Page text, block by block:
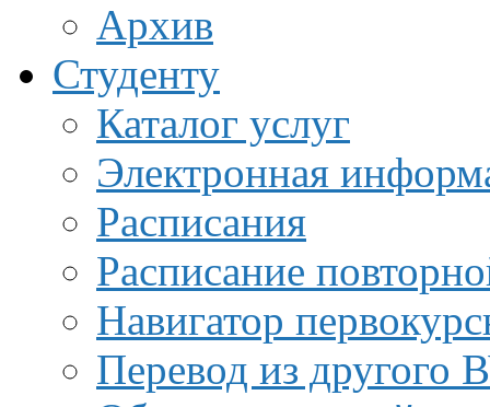
Архив
Студенту
Каталог услуг
Электронная
Расписания
Расписание
Навигатор
Перевод из другого